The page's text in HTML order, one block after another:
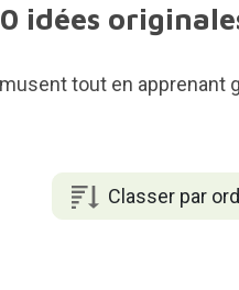
idées
tout en apprenant
Classer par